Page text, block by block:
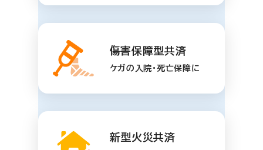
傷害保障型共済
ケガの入院・死亡保障に
新型火災共済